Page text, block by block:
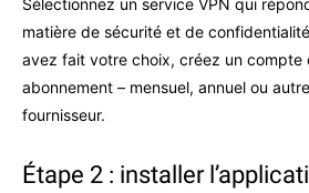
Sélectionnez un service VPN qui
matière de sécurité et de
avez fait votre choix, créez un compte
abonnement – mensuel, annuel ou
fournisseur.
Étape 2 : installer